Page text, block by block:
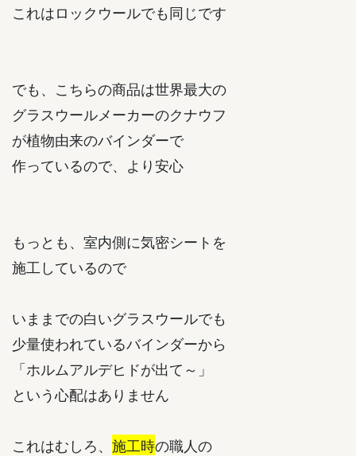
これはロックウールでも同じです
でも、こちらの商品は世界最大の
グラスウールメーカーのクナウフ
が植物由来のバインダーで
作っているので、より安心
もっとも、室内側に気密シートを
施工しているので
いままでの白いグラスウールでも
少量使われているバインダーから
「ホルムアルデヒドが出て～」
という心配はありません
これはむしろ、 施工時の職人の